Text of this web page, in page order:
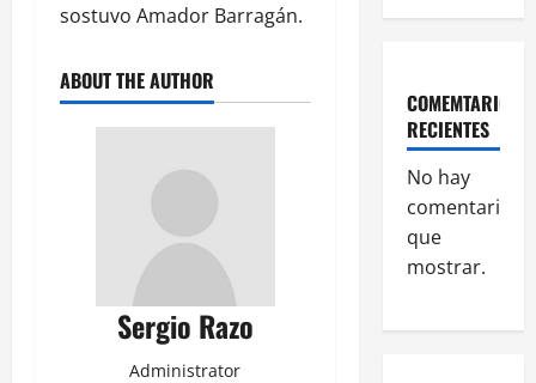
sostuvo Amador Barragán.
ABOUT THE AUTHOR
Sergio Razo
Administrator
COMEMTARIOS
RECIENTES
No hay
comentarios
que
mostrar.